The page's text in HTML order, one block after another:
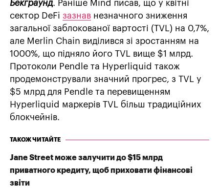
Бекграунд. Раніше Mind писав, що у квітні
сектор DeFi зазнав незначного зниження
загальної заблокованої вартості (TVL) на 0,7%,
але Merlin Chain виділився зі зростанням на
1000%, що підняло його TVL вище $1 млрд.
Протоколи Pendle та Hyperliquid також
продемонстрували значний прогрес, з TVL у
$5 млрд для Pendle та перевищенням
Hyperliquid маркерів TVL більш традиційних
блокчейнів.
ТАКОЖ ЧИТАЙТЕ
Jane Street може залучити до $15 млрд
приватного кредиту, щоб приховати фінансові
звіти